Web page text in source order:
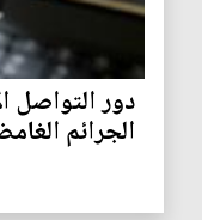
دور التواصل
الجرائم